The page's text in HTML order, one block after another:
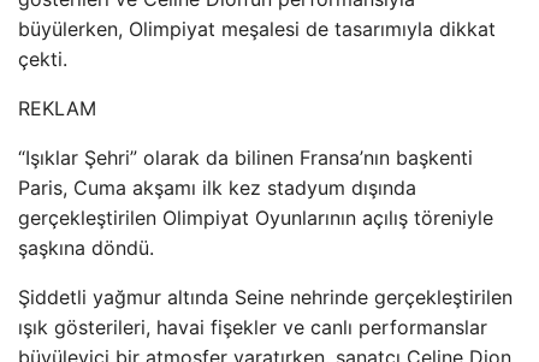
büyülerken, Olimpiyat meşalesi de tasarımıyla dikkat
çekti.
REKLAM
“Işıklar Şehri” olarak da bilinen Fransa’nın başkenti
Paris, Cuma akşamı ilk kez stadyum dışında
gerçekleştirilen Olimpiyat Oyunlarının açılış töreniyle
şaşkına döndü.
Şiddetli yağmur altında Seine nehrinde gerçekleştirilen
ışık gösterileri, havai fişekler ve canlı performanslar
büyüleyici bir atmosfer yaratırken, sanatçı Celine Dion